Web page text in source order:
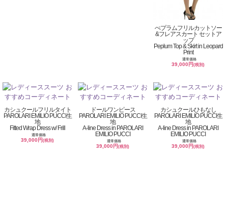
ぺプラムフリルカットソー
&フレアスカート セットア
ップ
Peplum Top & Skirt in Leopard
Print
通常価格
39,000円(税別)
カシュクールフリルタイト
PAROLARI EMILIO PUCCI生
地
Fitted Wrap Dress w/ Frill
通常価格
39,000円(税別)
ドールワンピース
PAROLARI EMILIO PUCCI生
地
A-line Dress in PAROLARI
EMILIO PUCCI
通常価格
39,000円(税別)
カシュクールひもなし
PAROLARI EMILIO PUCCI生
地
A-line Dress in PAROLARI
EMILIO PUCCI
通常価格
39,000円(税別)